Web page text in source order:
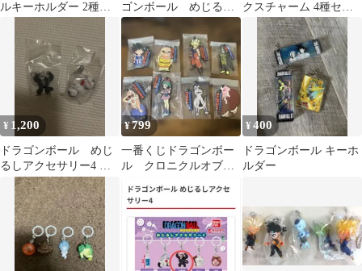
ルキーホルダー 2種セ
ゴンボール めじるし
アクセサリー4 コンプ
リート
クスチャーム 4種セッ
¥ 1,200
ドラゴンボール めじ
るしアクセサリー4 ブ
ルマのバイク 大猿悟
¥799
一番くじドラゴンボー
ル クロニクルオブ悟
ト
¥400
ドラゴンボール キーホ
ルダー